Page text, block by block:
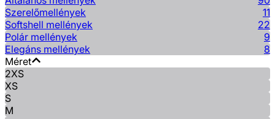
Szerelőmellények
11
Softshell mellények
22
Polár mellények
9
Elegáns mellények
8
Méret
2XS
XS
S
M